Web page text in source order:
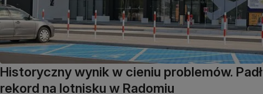
Historyczny wynik w cieniu problemów. Padł
rekord na lotnisku w Radomiu